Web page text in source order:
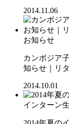
2014.11.06
お知らせ
カンボジア
知らせ｜リ
2014.10.01
インターン